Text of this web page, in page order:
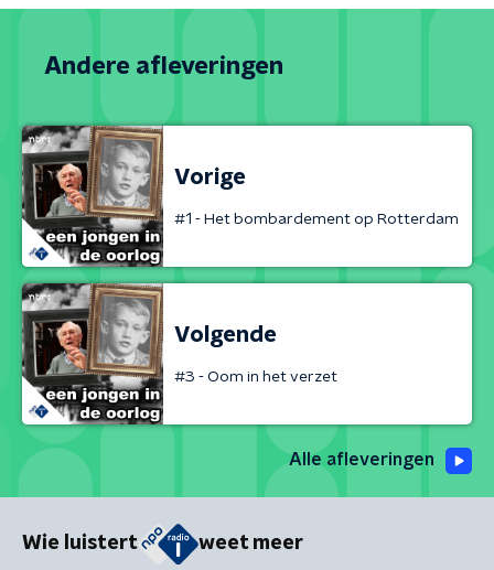
Andere afleveringen
Vorige
#1 - Het bombardement op Rotterdam
Volgende
#3 - Oom in het verzet
Alle afleveringen
Wie luistert weet meer